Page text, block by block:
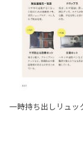
一時持ち出しリュッ